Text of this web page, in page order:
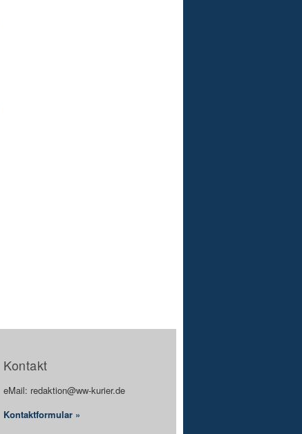
Kontakt
eMail: redaktion@ww-kurier.de
Kontaktformular »